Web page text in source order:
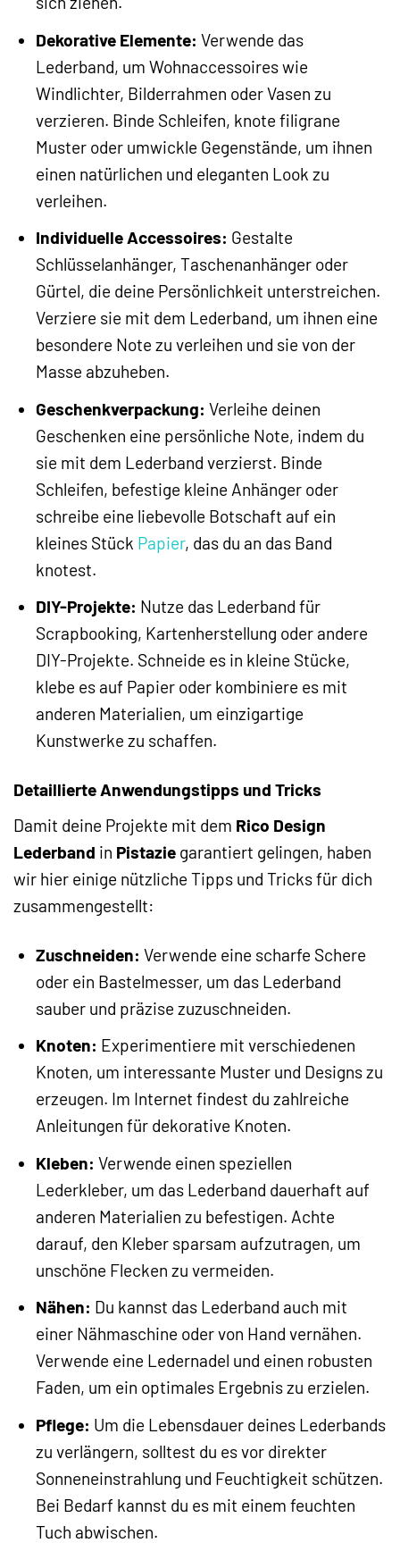
Dekorative Elemente: Verwende das
Lederband, um Wohnaccessoires wie
Windlichter, Bilderrahmen oder Vasen zu
verzieren. Binde Schleifen, knote filigrane
Muster oder umwickle Gegenstände, um ihnen
einen natürlichen und eleganten Look zu
verleihen.
Individuelle Accessoires: Gestalte
Schlüsselanhänger, Taschenanhänger oder
Gürtel, die deine Persönlichkeit unterstreichen.
Verziere sie mit dem Lederband, um ihnen eine
besondere Note zu verleihen und sie von der
Masse abzuheben.
Geschenkverpackung: Verleihe deinen
Geschenken eine persönliche Note, indem du
sie mit dem Lederband verzierst. Binde
Schleifen, befestige kleine Anhänger oder
schreibe eine liebevolle Botschaft auf ein
kleines Stück Papier, das du an das Band
knotest.
DIY-Projekte: Nutze das Lederband für
Scrapbooking, Kartenherstellung oder andere
DIY-Projekte. Schneide es in kleine Stücke,
klebe es auf Papier oder kombiniere es mit
anderen Materialien, um einzigartige
Kunstwerke zu schaffen.
Detaillierte Anwendungstipps und Tricks
Damit deine Projekte mit dem Rico Design
Lederband in Pistazie garantiert gelingen, haben
wir hier einige nützliche Tipps und Tricks für dich
zusammengestellt:
Zuschneiden: Verwende eine scharfe Schere
oder ein Bastelmesser, um das Lederband
sauber und präzise zuzuschneiden.
Knoten: Experimentiere mit verschiedenen
Knoten, um interessante Muster und Designs zu
erzeugen. Im Internet findest du zahlreiche
Anleitungen für dekorative Knoten.
Kleben: Verwende einen speziellen
Lederkleber, um das Lederband dauerhaft auf
anderen Materialien zu befestigen. Achte
darauf, den Kleber sparsam aufzutragen, um
unschöne Flecken zu vermeiden.
Nähen: Du kannst das Lederband auch mit
einer Nähmaschine oder von Hand vernähen.
Verwende eine Ledernadel und einen robusten
Faden, um ein optimales Ergebnis zu erzielen.
Pflege: Um die Lebensdauer deines Lederbands
zu verlängern, solltest du es vor direkter
Sonneneinstrahlung und Feuchtigkeit schützen.
Bei Bedarf kannst du es mit einem feuchten
Tuch abwischen.